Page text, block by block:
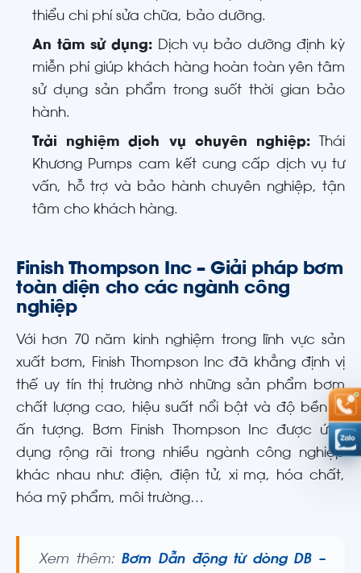
thiểu chi phí sửa chữa, bảo dưỡng.
An tâm sử dụng:Dịch vụ bảo dưỡng định kỳ
miễn phí giúp khách hàng hoàn toàn yên tâm
sử dụng sản phẩm trong suốt thời gian bảo
hành.
Trải nghiệm dịch vụ chuyên nghiệp:Thái
Khương Pumps cam kết cung cấp dịch vụ tư
vấn, hỗ trợ và bảo hành chuyên nghiệp, tận
tâm cho khách hàng.
Finish Thompson Inc – Giải pháp bơm
toàn diện cho các ngành công
nghiệp
Với hơn 70 năm kinh nghiệm trong lĩnh vực sản
xuất bơm, Finish Thompson Inc đã khẳng định vị
thế uy tín thị trường nhờ những sản phẩm bơm
chất lượng cao, hiệu suất nổi bật và độ bền bỉ
ấn tượng. Bơm Finish Thompson Inc được ứng
dụng rộng rãi trong nhiều ngành công nghiệp
khác nhau như: điện, điện tử, xi mạ, hóa chất,
hóa mỹ phẩm, môi trường…
Xem thêm: Bơm Dẫn động từ dòng DB –